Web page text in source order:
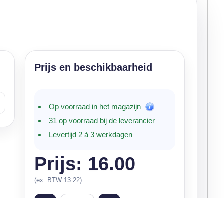
Op voorraad in het magazijn
31 op voorraad bij de leverancier
Levertijd 2 à 3 werkdagen
Prijs: 16.00
(ex. BTW 13.22)